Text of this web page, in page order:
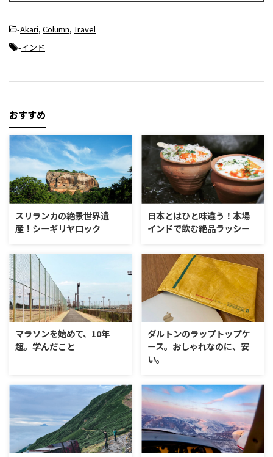
-Akari, Column, Travel
-インド
おすすめ
スリランカの絶景世界遺
産！シーギリヤロック
日本とはひと味違う！本場
インドで飲む絶品ラッシー
マラソンを始めて、10年
超。学んだこと
ダルトンのラップトップケ
ース。おしゃれなのに、安
い。